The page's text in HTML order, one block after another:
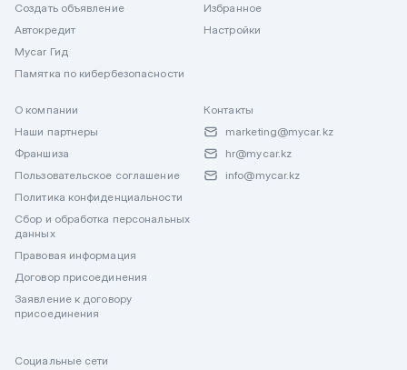
Создать объявление
Автокредит
Mycar Гид
Памятка по кибербезопасности
Избранное
Настройки
О компании
Наши партнеры
Франшиза
Пользовательское соглашение
Политика конфиденциальности
Сбор и обработка персональных
данных
Правовая информация
Договор присоединения
Заявление к договору
присоединения
Контакты
marketing@mycar.kz
hr@mycar.kz
info@mycar.kz
Социальные сети